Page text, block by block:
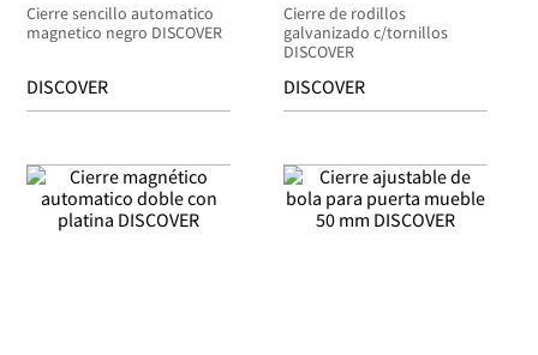
Cierre sencillo automatico
magnetico negro DISCOVER
DISCOVER
Cierre de rodillos
galvanizado c/tornillos
DISCOVER
DISCOVER